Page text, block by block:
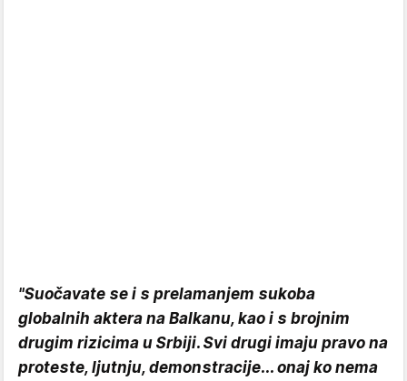
"Suočavate se i s prelamanjem sukoba
globalnih aktera na Balkanu, kao i s brojnim
drugim rizicima u Srbiji. Svi drugi imaju pravo na
proteste, ljutnju, demonstracije... onaj ko nema